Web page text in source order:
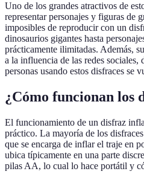
Uno de los grandes atractivos de
representar personajes y figuras de
imposibles de reproducir con un
dinosaurios gigantes hasta
prácticamente ilimitadas. Además,
a la influencia de las redes sociales,
personas usando estos disfraces se
¿Cómo funcionan los
El funcionamiento de un disfraz
práctico. La mayoría de los
que se encarga de inflar el traje en
ubica típicamente en una parte
pilas AA, lo cual lo hace portátil y